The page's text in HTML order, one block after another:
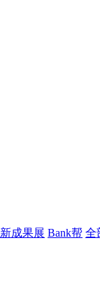
成果展 Bank帮 全